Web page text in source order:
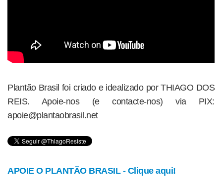
Plantão Brasil foi criado e idealizado por THIAGO DOS
REIS. Apoie-nos (e contacte-nos) via PIX:
apoie@plantaobrasil.net
APOIE O PLANTÃO BRASIL - Clique aqui!